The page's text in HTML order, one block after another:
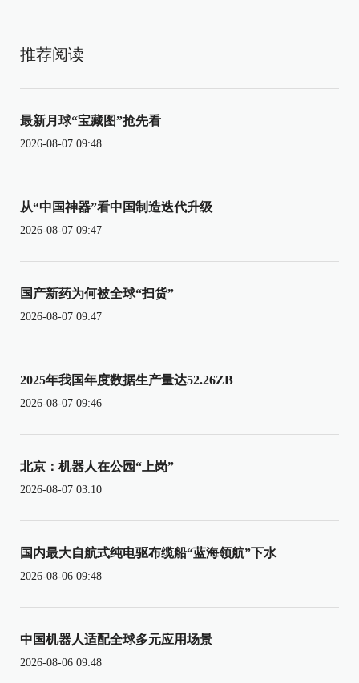
推荐阅读
最新月球“宝藏图”抢先看
2026-08-07 09:48
从“中国神器”看中国制造迭代升级
2026-08-07 09:47
国产新药为何被全球“扫货”
2026-08-07 09:47
2025年我国年度数据生产量达52.26ZB
2026-08-07 09:46
北京：机器人在公园“上岗”
2026-08-07 03:10
国内最大自航式纯电驱布缆船“蓝海领航”下水
2026-08-06 09:48
中国机器人适配全球多元应用场景
2026-08-06 09:48